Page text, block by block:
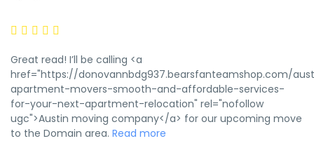
Great read! I’ll be calling <a
href="https://donovannbdg937.bearsfanteamshop.com/
apartment-movers-smooth-and-affordable-services-
for-your-next-apartment-relocation" rel="nofollow
ugc">Austin moving company</a> for our upcoming move
to the Domain area. Read more